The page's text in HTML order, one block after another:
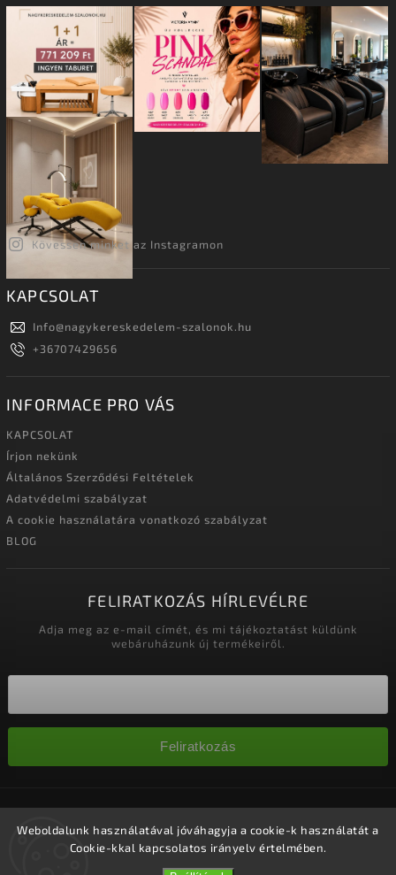
Weboldalunk használatával jóváhagyja a cookie-k használatát a
Cookie-kkal kapcsolatos irányelv értelmében.
Kövessen minket az Instagramon
KAPCSOLAT
Info@nagykereskedelem-szalonok.hu
+36707429656
INFORMACE PRO VÁS
KAPCSOLAT
Írjon nekünk
Általános Szerződési Feltételek
Adatvédelmi szabályzat
A cookie használatára vonatkozó szabályzat
BLOG
FELIRATKOZÁS HÍRLEVÉLRE
Adja meg az e-mail címét, és mi tájékoztatást küldünk
webáruházunk új termékeiről.
Feliratkozás
fenntartva.
Süti beállítások szerkesztése